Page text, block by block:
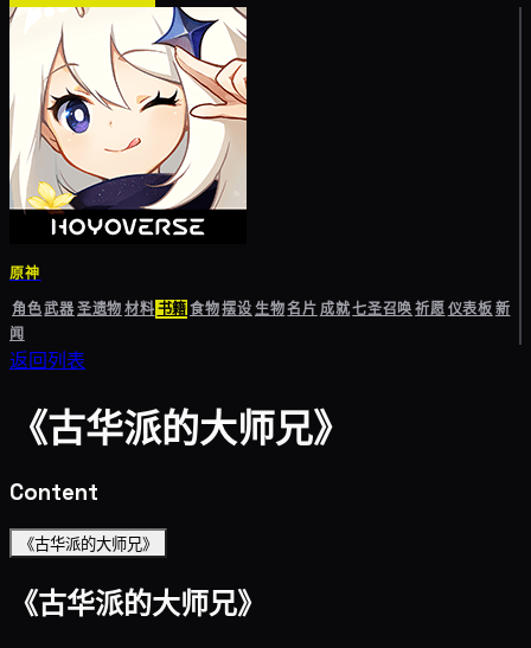
原神
角色武器圣遗物材料书籍食物摆设生物名片成就七圣召唤祈愿仪表板新
闻
返回列表
《古华派的大师兄》
Content
《古华派的大师兄》
《古华派的大师兄》